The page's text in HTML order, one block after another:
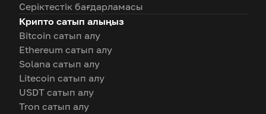
Серіктестік бағдарламасы
Крипто сатып алыңыз
Bitcoin сатып алу
Ethereum сатып алу
Solana сатып алу
Litecoin сатып алу
USDT сатып алу
Tron сатып алу